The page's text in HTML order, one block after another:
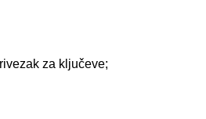
za ključeve;